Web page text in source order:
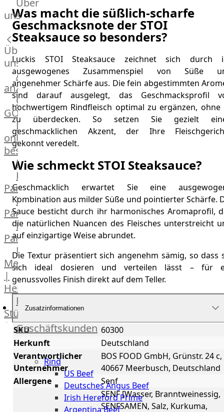
Villa
Glanzstoff
Über
uns
Über
uns
Alle
anzeigen
OTTO
GOURMET
Lebensmittel
online
bestellen
Karriere
Kochschul-
Partner
Depot-
Partner
Frischetheken-
Partner
Männer
Metzger
|
Heinsberg
Feinkost
Stüttgen
|
Düsseldorf
The
Meat
Club
Geschäftskunden
Fleisch
Rind
US Beef
Deutsches Angus Beef
Irish Hereford Prime
Argentina Beef
Was macht die süßlich-scharfe
Geschmacksnote der STOI
Steaksauce so besonders?
Luckis STOI Steaksauce zeichnet sich durch
ausgewogenes Zusammenspiel von Süße
angenehmer Schärfe aus. Die fein abgestimmten
sind darauf ausgelegt, das Geschmacksprofil
hochwertigem Rindfleisch optimal zu ergänzen, ohne
zu überdecken. So setzen Sie gezielt
geschmacklichen Akzent, der Ihre
gekonnt veredelt.
Wie schmeckt STOI Steaksauce?
Geschmacklich erwartet Sie eine
Kombination aus milder Süße und pointierter Schärfe.
Sauce besticht durch ihr harmonisches Aromaprofil,
die natürlichen Nuancen des Fleisches unterstreicht
auf einzigartige Weise abrundet.
Die Textur präsentiert sich angenehm sämig, so dass
sich ideal dosieren und verteilen lässt – für
genussvolles Finish direkt auf dem Teller.
Zusatzinformationen
SKU
60300
Herkunft
Deutschland
Verantwortlicher
Unternehmer
BOS FOOD GmbH, Grünstr. 24 c,
40667 Meerbusch, Deutschland
Allergene
Senf
SENF [Wasser, Branntweinessig,
SENFSAMEN, Salz, Kurkuma,